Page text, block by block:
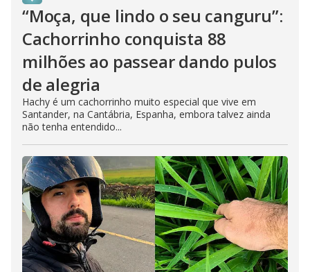
“Moça, que lindo o seu canguru”:
Cachorrinho conquista 88
milhões ao passear dando pulos
de alegria
Hachy é um cachorrinho muito especial que vive em
Santander, na Cantábria, Espanha, embora talvez ainda
não tenha entendido...